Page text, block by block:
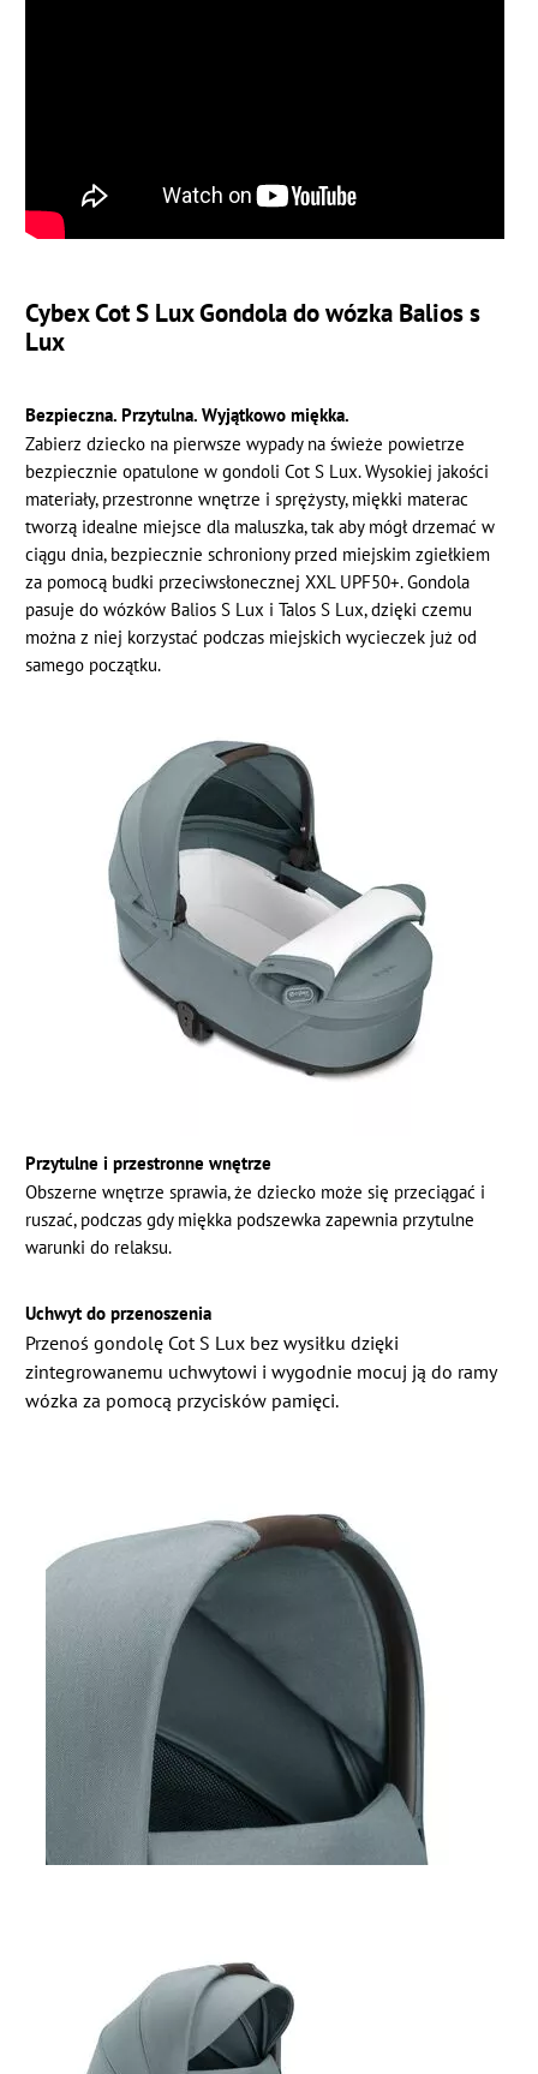
Cybex Cot S Lux Gondolado wózka Balios s
Lux
Bezpieczna. Przytulna. Wyjątkowo miękka.
Zabierz dziecko na pierwsze wypady na świeże powietrze
bezpiecznie opatulone w gondoli Cot S Lux. Wysokiej jakości
materiały, przestronne wnętrze i sprężysty, miękki materac
tworzą idealne miejsce dla maluszka, tak aby mógł drzemać w
ciągu dnia, bezpiecznie schroniony przed miejskim zgiełkiem
za pomocą budki przeciwsłonecznej XXL UPF50+. Gondola
pasuje do wózków Balios S Lux i Talos S Lux, dzięki czemu
można z niej korzystać podczas miejskich wycieczek już od
samego początku.
Przytulne i przestronne wnętrze
Obszerne wnętrze sprawia, że dziecko może się przeciągać i
ruszać, podczas gdy miękka podszewka zapewnia przytulne
warunki do relaksu.
Uchwyt do przenoszenia
Przenoś gondolę Cot S Lux bez wysiłku dzięki
zintegrowanemu uchwytowi i wygodnie mocuj ją do ramy
wózka za pomocą przycisków pamięci.